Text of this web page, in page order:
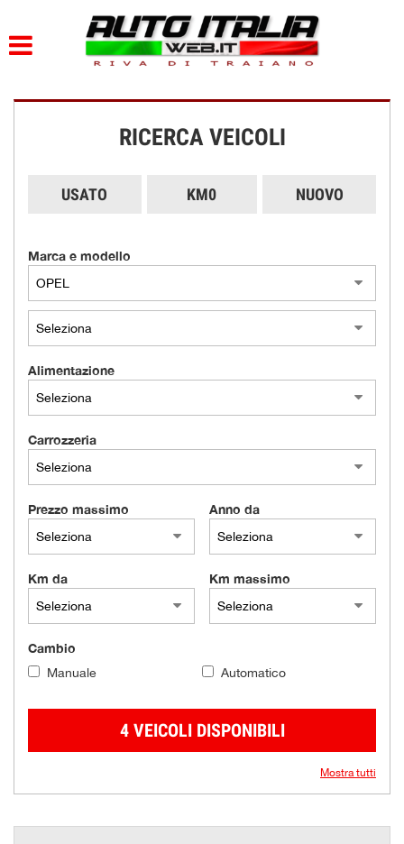
CONTATTI
ORARI
RICERCA VEICOLI
USATO KM0 NUOVO
Marca e modello
Alimentazione
Carrozzeria
Prezzo massimo Anno da
Km da Km massimo
Cambio
Manuale Automatico
4 VEICOLI DISPONIBILI
Mostra tutti